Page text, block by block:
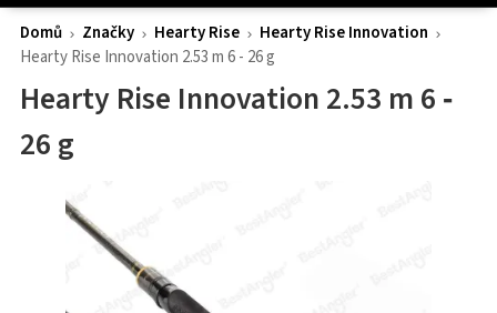
Domů Značky Hearty Rise
Hearty Rise Innovation
Hearty Rise Innovation 2.53 m 6 - 26 g
Hearty Rise Innovation 2.53 m 6 ‑
26 g